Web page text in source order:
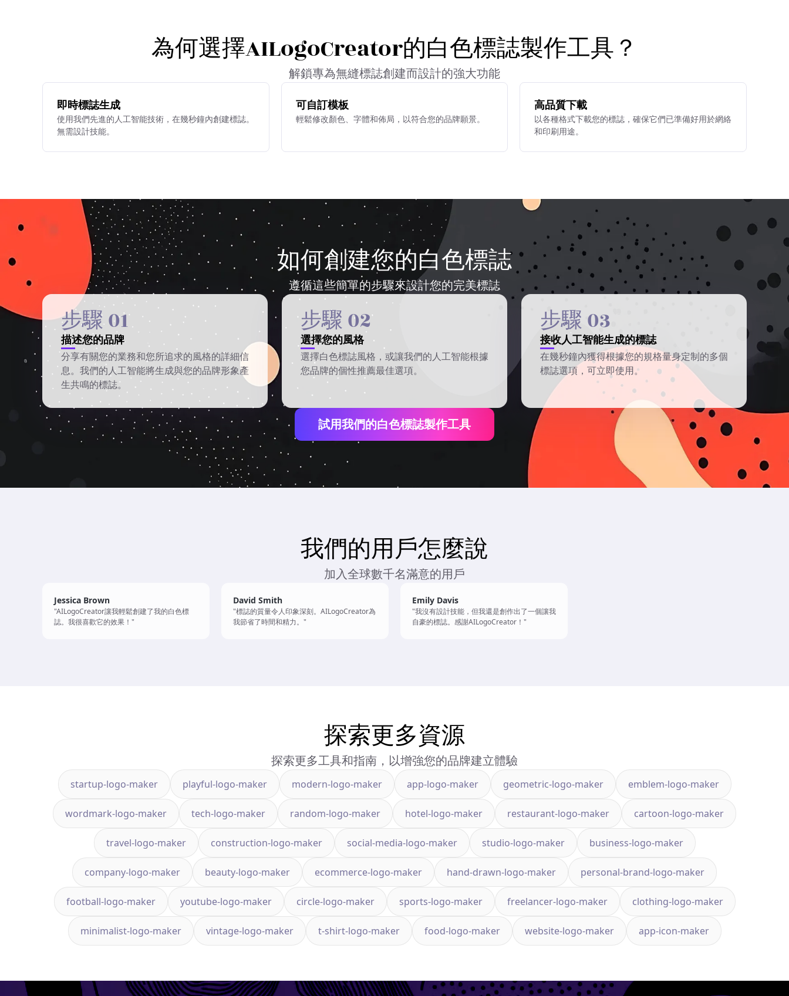
為何選擇AILogoCreator的白色標誌製作工具？
解鎖專為無縫標誌創建而設計的強大功能
即時標誌生成
使用我們先進的人工智能技術，在幾秒鐘內創建標誌。
無需設計技能。
可自訂模板
輕鬆修改顏色、字體和佈局，以符合您的品牌願景。
高品質下載
以各種格式下載您的標誌，確保它們已準備好用於網絡
和印刷用途。
如何創建您的白色標誌
遵循這些簡單的步驟來設計您的完美標誌
步驟 01
描述您的品牌
分享有關您的業務和您所追求的風格的詳細信
息。我們的人工智能將生成與您的品牌形象產
生共鳴的標誌。
步驟 02
選擇您的風格
選擇白色標誌風格，或讓我們的人工智能根據
您品牌的個性推薦最佳選項。
步驟 03
接收人工智能生成的標誌
在幾秒鐘內獲得根據您的規格量身定制的多個
標誌選項，可立即使用。
試用我們的白色標誌製作工具
我們的用戶怎麼說
加入全球數千名滿意的用戶
Jessica Brown
"AILogoCreator讓我輕鬆創建了我的白色標
誌。我很喜歡它的效果！"
David Smith
"標誌的質量令人印象深刻。AILogoCreator為
我節省了時間和精力。"
Emily Davis
"我沒有設計技能，但我還是創作出了一個讓我
自豪的標誌。感謝AILogoCreator！"
探索更多資源
探索更多工具和指南，以增強您的品牌建立體驗
startup-logo-maker playful-logo-maker modern-logo-maker app-logo-maker geometric-logo-maker emblem-logo-maker
wordmark-logo-maker tech-logo-maker random-logo-maker hotel-logo-maker restaurant-logo-maker cartoon-logo-maker
travel-logo-maker construction-logo-maker social-media-logo-maker studio-logo-maker business-logo-maker
company-logo-maker beauty-logo-maker ecommerce-logo-maker hand-drawn-logo-maker personal-brand-logo-maker
football-logo-maker youtube-logo-maker circle-logo-maker sports-logo-maker freelancer-logo-maker clothing-logo-maker
minimalist-logo-maker vintage-logo-maker t-shirt-logo-maker food-logo-maker website-logo-maker app-icon-maker